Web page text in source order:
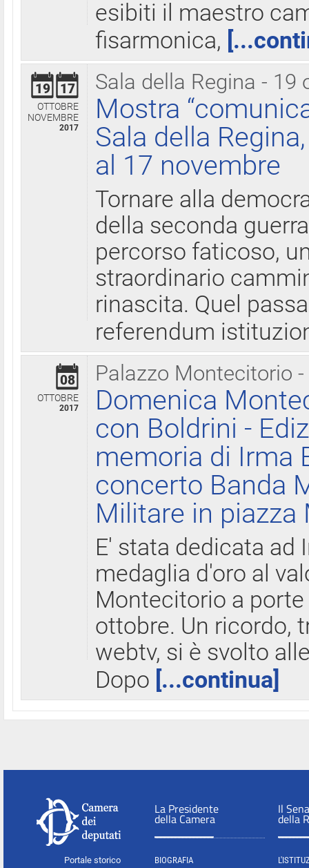
esibiti il maestro
fisarmonica,
Sala della Regina - 19
19 17
OTTOBRE
NOVEMBRE
2017
Mostra
Sala della
al 17 novembre
Tornare alla
della seconda
percorso faticoso,
straordinario
rinascita. Quel
referendum
Palazzo Montecitorio
08
OTTOBRE
2017
Domenica
con Boldrini -
memoria di Irma
concerto Banda
Militare in
E' stata dedicata ad
medaglia d'oro al
Montecitorio a
ottobre. Un ricordo,
webtv, si è svolto
Dopo [...continua]
Portale storico
La Presidente
della Camera
BIOGRAFIA
Il
della